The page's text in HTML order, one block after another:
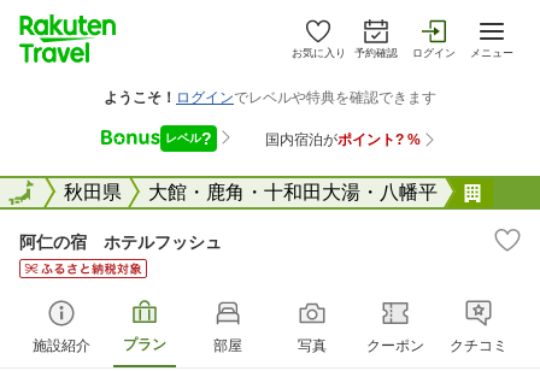
お気に入り 予約確認 ログイン メニュー
全国秋田県 大館・鹿角・十和田大湯・八幡平
全国
阿仁の宿 ホテルフッシュ
施設紹介 プラン 部屋 写真 クーポン クチコミ